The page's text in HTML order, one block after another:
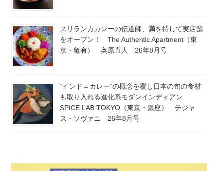
スリランカカレーの伝道師、満を持して実店舗
をオープン！ The Authentic Apartment（東
京・亀有） 奥原直人 26年8月号
“インド＝カレー”の概念を覆し日本の旬の食材
も取り入れる進化系モダンインディアン
SPICE LAB TOKYO（東京・銀座） テジャ
ス・ソヴァニ 26年8月号